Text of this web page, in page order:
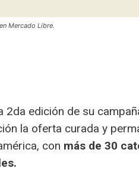
Mercado Libre.
2da edición de su
la oferta curada y
con más de 30